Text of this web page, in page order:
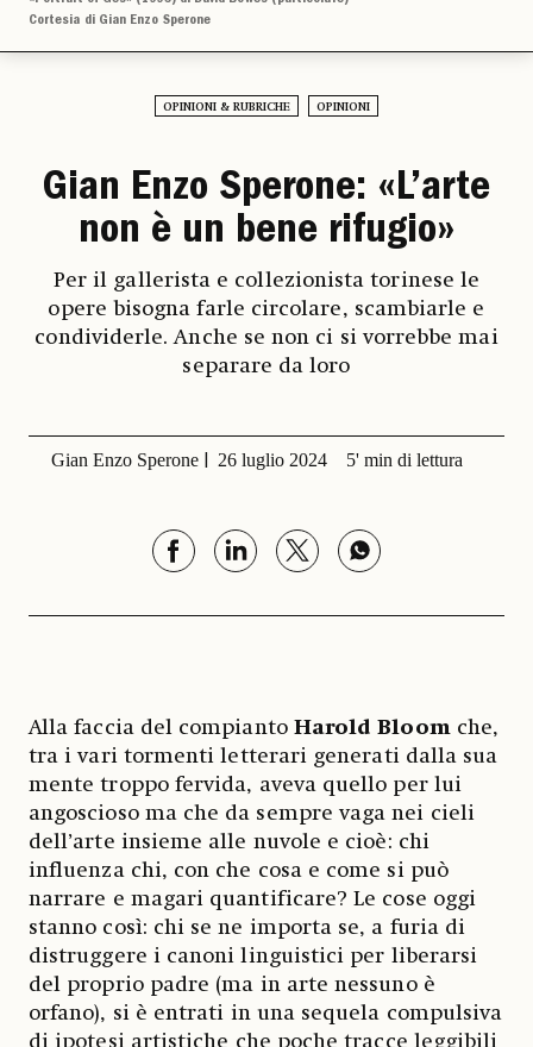
Cortesia di Gian Enzo Sperone
OPINIONI & RUBRICHE OPINIONI
Gian Enzo Sperone: «L’arte
non è un bene rifugio»
Per il gallerista e collezionista torinese le
opere bisogna farle circolare, scambiarle e
condividerle. Anche se non ci si vorrebbe mai
separare da loro
Gian Enzo Sperone 26 luglio 2024 5' min di lettura
Alla faccia del compianto Harold Bloomche,
tra i vari tormenti letterari generati dalla sua
mente troppo fervida, aveva quello per lui
angoscioso ma che da sempre vaga nei cieli
dell’arte insieme alle nuvole e cioè: chi
influenza chi, con che cosa e come si può
narrare e magari quantificare? Le cose oggi
stanno così: chi se ne importa se, a furia di
distruggere i canoni linguistici per liberarsi
del proprio padre (ma in arte nessuno è
orfano), si è entrati in una sequela compulsiva
di ipotesi artistiche che poche tracce leggibili